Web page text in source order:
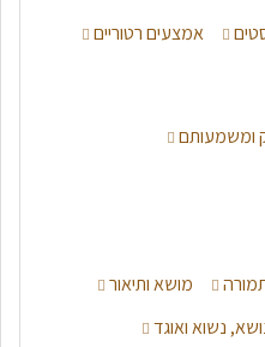
אמצעים רטוריים
ומשמעותם
מושא ותיאור
נשוא ואוגד